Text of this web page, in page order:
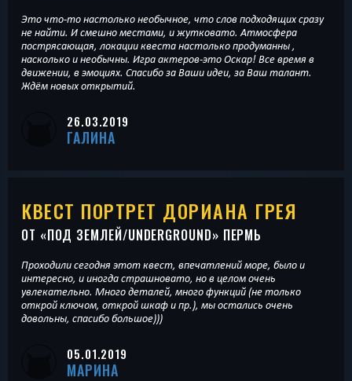
Это что-то настолько необычное, что слов подходящих сразу
не найти. И смешно местами, и жутковато. Атмосфера
пострясающая, локации квеста настолько продуманны ,
насколько и необычны. Игра актеров-это Оскар! Все время в
движении, в эмоциях. Спасибо за Ваши идеи, за Ваш талант.
Ждём новых открытий.
26.03.2019
ГАЛИНА
КВЕСТ ПОРТРЕТ ДОРИАНА ГРЕЯ
ОТ «ПОД ЗЕМЛЕЙ/UNDERGROUND» ПЕРМЬ
Проходили сегодня этот квест, впечатлений море, было и
интересно, и иногда страшновато, но в целом очень
увлекательно. Много деталей, много функций (не только
открой ключом, открой шкаф и пр.), мы остались очень
довольны, спасибо большое)))
05.01.2019
МАРИНА